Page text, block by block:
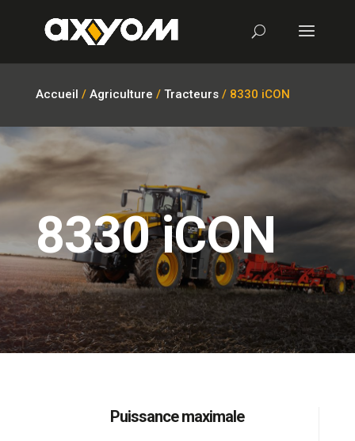
Accueil / Agriculture / Tracteurs/ 8330 iCON
8330 iCON
Puissance maximale